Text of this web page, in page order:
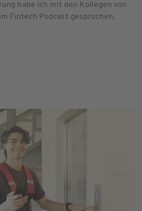
habe ich mit den Kollegen von
Fintech Podcast gesprochen.